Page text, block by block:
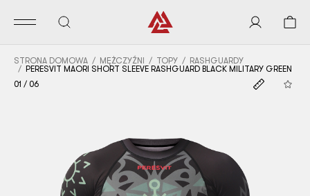
STRONA DOMOWA MĘŻCZYŹNI TOPY
RASHGUARDY
PERESVIT MAORI SHORT SLEEVE RASHGUARD BLACK MILITARY GREEN
01 / 06